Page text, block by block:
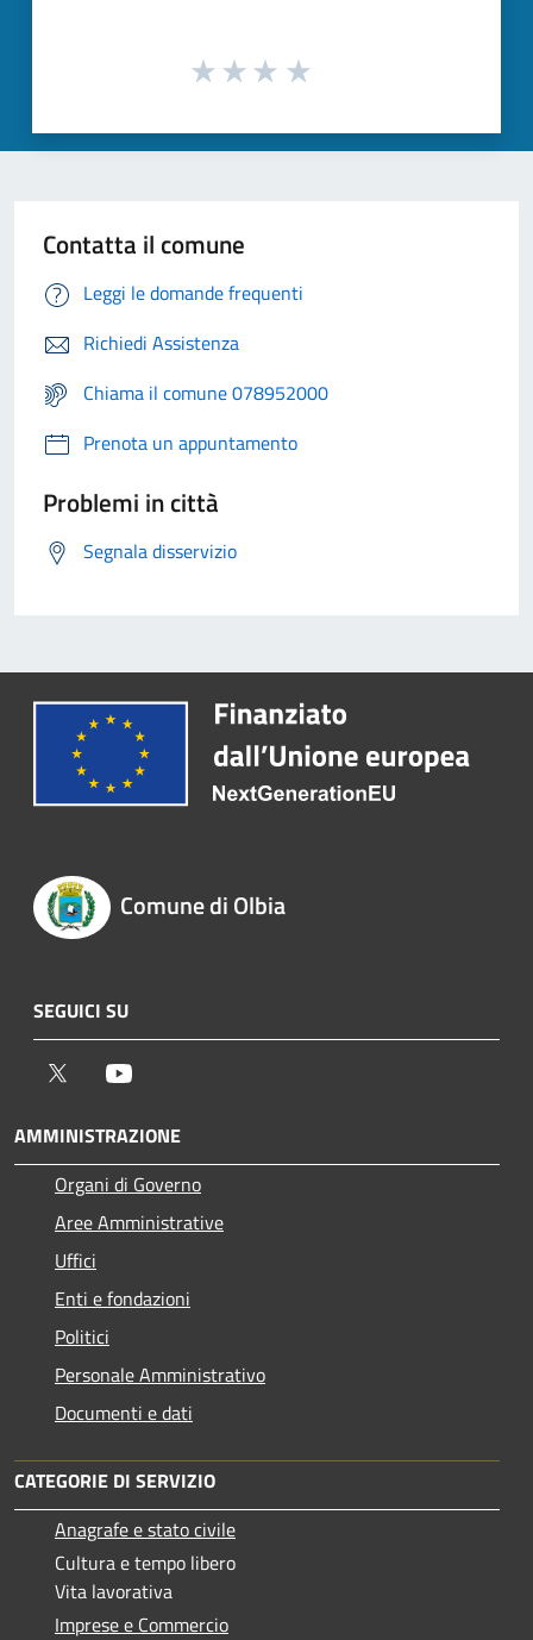
Contatta il comune
Leggi le domande frequenti
Richiedi Assistenza
Chiama il comune 078952000
Prenota un appuntamento
Problemi in città
Segnala disservizio
Comune di Olbia
SEGUICI SU
Twitter
AMMINISTRAZIONE
Organi di Governo
Aree Amministrative
Uffici
Enti e fondazioni
Politici
Personale Amministrativo
Documenti e dati
CATEGORIE DI SERVIZIO
Anagrafe e stato civile
Cultura e tempo libero
Vita lavorativa
Imprese e Commercio